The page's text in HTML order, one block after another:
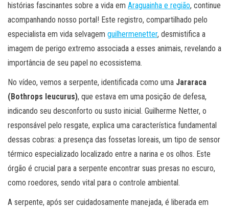
histórias fascinantes sobre a vida em Araguainha e região, continue
acompanhando nosso portal! Este registro, compartilhado pelo
especialista em vida selvagem guilhermenetter, desmistifica a
imagem de perigo extremo associada a esses animais, revelando a
importância de seu papel no ecossistema.
No vídeo, vemos a serpente, identificada como uma Jararaca
(Bothrops leucurus), que estava em uma posição de defesa,
indicando seu desconforto ou susto inicial. Guilherme Netter, o
responsável pelo resgate, explica uma característica fundamental
dessas cobras: a presença das fossetas loreais, um tipo de sensor
térmico especializado localizado entre a narina e os olhos. Este
órgão é crucial para a serpente encontrar suas presas no escuro,
como roedores, sendo vital para o controle ambiental.
A serpente, após ser cuidadosamente manejada, é liberada em